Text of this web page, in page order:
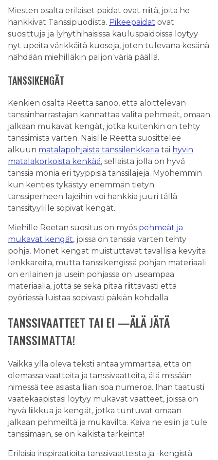
Miesten osalta erilaiset paidat ovat niitä, joita he
hankkivat Tanssipuodista. Pikeepaidat ovat
suosittuja ja lyhythihaisissa kauluspaidoissa löytyy
nyt upeita värikkäitä kuoseja, joten tulevana kesänä
nähdään miehilläkin paljon väriä päällä.
TANSSIKENGÄT
Kenkien osalta Reetta sanoo, että aloittelevan
tanssinharrastajan kannattaa valita pehmeät, omaan
jalkaan mukavat kengät, jotka kuitenkin on tehty
tanssimista varten. Naisille Reetta suosittelee
alkuun matalapohjaista tanssilenkkaria tai hyvin
matalakorkoista kenkää, sellaista jolla on hyvä
tanssia monia eri tyyppisiä tanssilajeja. Myöhemmin
kun kenties tykästyy enemmän tietyn
tanssiperheen lajeihin voi hankkia juuri tällä
tanssityylille sopivat kengät.
Miehille Reetan suositus on myös pehmeät ja
mukavat kengät, joissa on tanssia varten tehty
pohja. Monet kengät muistuttavat tavallisia kevyitä
lenkkareita, mutta tanssikengissä pohjan materiaali
on erilainen ja usein pohjassa on useampaa
materiaalia, jotta se sekä pitää riittävästi että
pyöriessä luistaa sopivasti päkiän kohdalla.
TANSSIVAATTEET TAI EI —ÄLÄ JÄTÄ
TANSSIMATTA!
Vaikka yllä oleva teksti antaa ymmärtää, että on
olemassa vaatteita ja tanssivaatteita, älä missään
nimessä tee asiasta liian isoa numeroa. Ihan taatusti
vaatekaapistasi löytyy mukavat vaatteet, joissa on
hyvä liikkua ja kengät, jotka tuntuvat omaan
jalkaan pehmeiltä ja mukavilta. Kaiva ne esiin ja tule
tanssimaan, se on kaikista tärkeintä!
Erilaisia inspiraatioita tanssivaatteista ja -kengistä